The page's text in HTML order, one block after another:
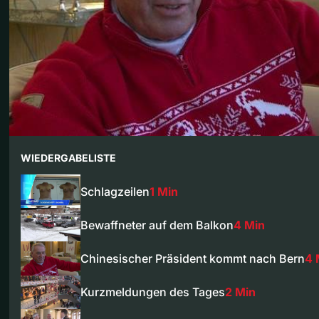
WIEDERGABELISTE
Schlagzeilen1 Min
Bewaffneter auf dem Balkon4 Min
Chinesischer Präsident kommt nach Bern4
Kurzmeldungen des Tages2 Min